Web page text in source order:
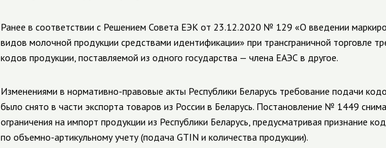
Ранее в соответствии с Решением Совета ЕЭК от 23.12.2020 № 129 «О введении
видов молочной продукции средствами идентификации» при трансграничной торговле
кодов продукции, поставляемой из одного государства — члена ЕАЭС в другое.
Изменениями в нормативно-правовые акты Республики Беларусь требование подачи
было снято в части экспорта товаров из России в Беларусь. Постановление № 1449
ограничения на импорт продукции из Республики Беларусь, предусматривая признание
по объемно-артикульномуучету (подача GTIN и количества продукции).